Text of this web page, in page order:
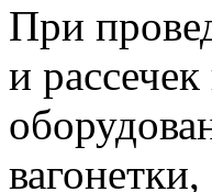
При
и